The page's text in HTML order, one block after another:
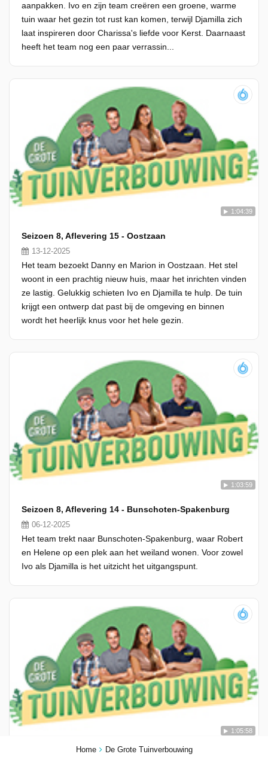
Home De Grote Tuinverbouwing
aanpakken. Ivo en zijn team creëren een groene, warme
tuin waar het gezin tot rust kan komen, terwijl Djamilla zich
laat inspireren door Charissa's liefde voor Kerst. Daarnaast
heeft het team nog een paar verrassin...
1:04:39
Seizoen 8, Aflevering 15 - Oostzaan
13-12-2025
Het team bezoekt Danny en Marion in Oostzaan. Het stel
woont in een prachtig nieuw huis, maar het inrichten vinden
ze lastig. Gelukkig schieten Ivo en Djamilla te hulp. De tuin
krijgt een ontwerp dat past bij de omgeving en binnen
wordt het heerlijk knus voor het hele gezin.
1:03:59
Seizoen 8, Aflevering 14 - Bunschoten-Spakenburg
06-12-2025
Het team trekt naar Bunschoten-Spakenburg, waar Robert
en Helene op een plek aan het weiland wonen. Voor zowel
Ivo als Djamilla is het uitzicht het uitgangspunt.
1:05:58
Seizoen 8, Aflevering 13 - Almere